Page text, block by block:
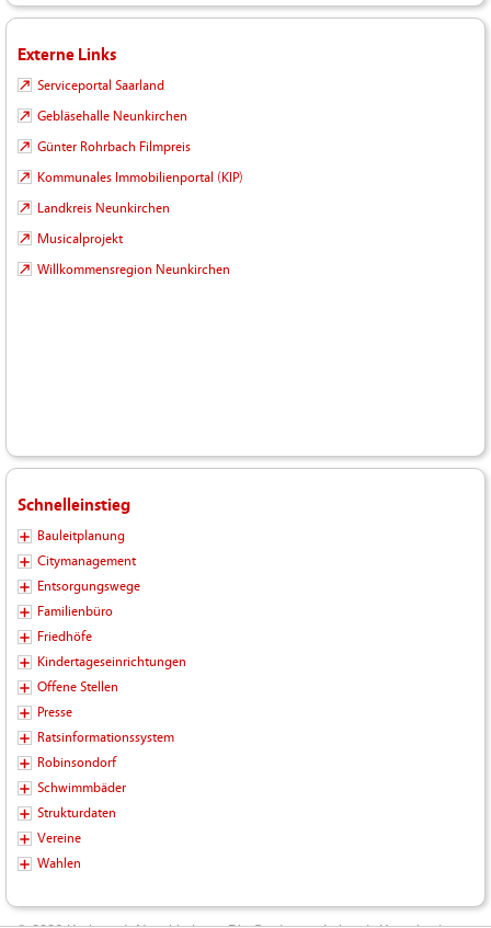
Externe Links
Serviceportal Saarland
Gebläsehalle Neunkirchen
Günter Rohrbach Filmpreis
Kommunales Immobilienportal (KIP)
Landkreis Neunkirchen
Musicalprojekt
Willkommensregion Neunkirchen
Schnelleinstieg
Bauleitplanung
Citymanagement
Entsorgungswege
Familienbüro
Friedhöfe
Kindertageseinrichtungen
Offene Stellen
Presse
Ratsinformationssystem
Robinsondorf
Schwimmbäder
Strukturdaten
Vereine
Wahlen